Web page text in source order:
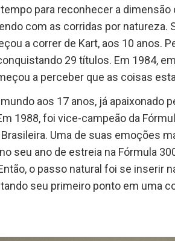
tempo para reconhecer a
com as corridas por natureza.
a correr de Kart, aos 10 anos.
29 títulos. Em 1984,
a perceber que as coisas
aos 17 anos, já apaixonado
1988, foi vice-campeão da
Uma de suas emoções
seu ano de estreia na Fórmula
o passo natural foi se inserir
seu primeiro ponto em uma